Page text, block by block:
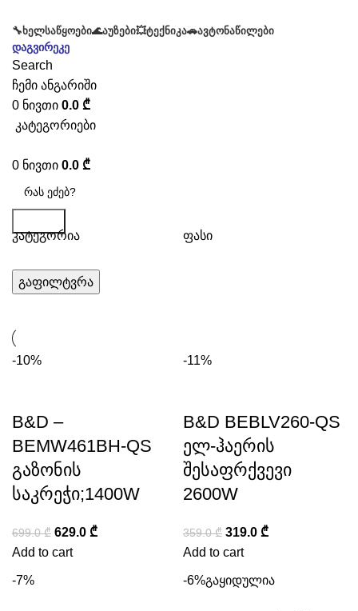
🔧ᲮᲔᲚᲡᲐᲬᲧᲝᲔᲑᲘ🌊ᲐᲣᲖᲔᲑᲘ💥ᲢᲔᲥᲜᲘᲙᲐ🚗ᲐᲕᲢᲝᲜᲐᲬᲘᲚᲔᲑᲘ
დაგვირეკე
Search
ჩემი ანგარიში
0 ნივთი 0.0 ₾
კატეგორიები
0 ნივთი 0.0 ₾
კატეგორია
ფასი
გაფილტვრა
-10%
B&D –
BEMW461BH-QS
გაზონის
საკრეჭი;1400W
699.0₾ 629.0 ₾
Add to cart
-11%
B&D BEBLV260-QS
ელ-ჰაერის
შესაფრქვევი
2600W
359.0₾ 319.0 ₾
Add to cart
-7% -6%გაყიდულია